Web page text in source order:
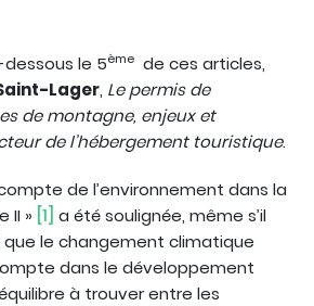
le 5ème de ces articles,
Lager, Le permis de
de montagne, enjeux et
de l’hébergement touristique.
de l’environnement dans la
II » [1] a été soulignée, même s’il
le changement climatique
dans le développement
à trouver entre les